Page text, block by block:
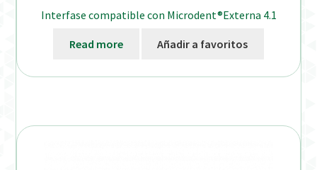
Interfase compatible con Microdent®Externa 4.1
Read more Añadir a favoritos